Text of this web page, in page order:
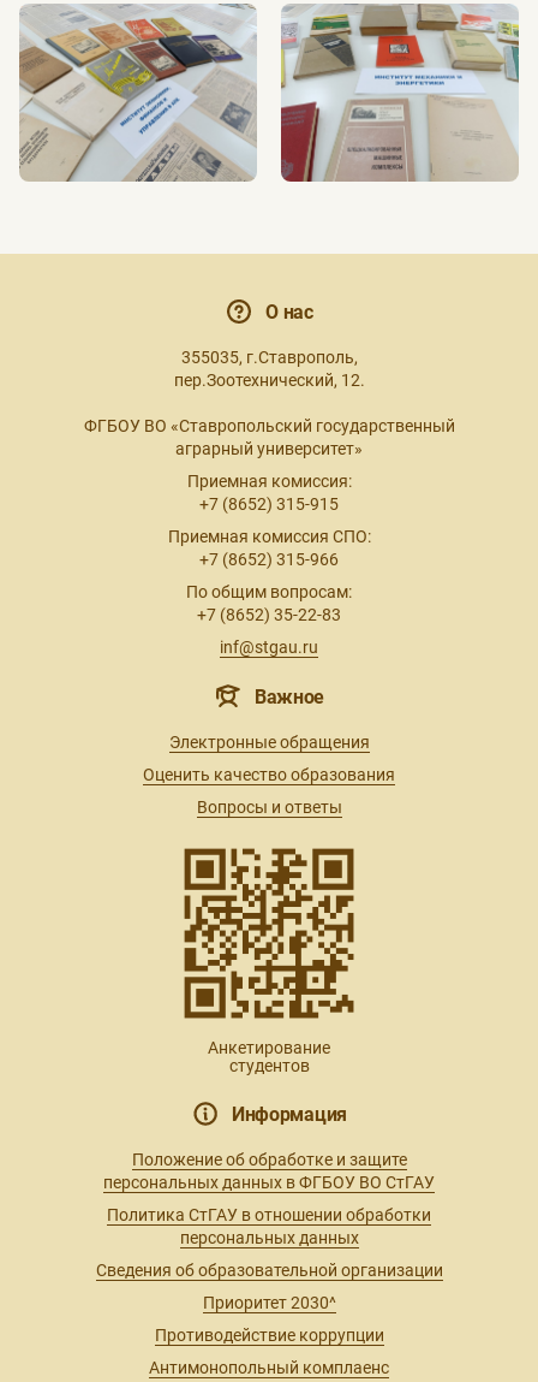
О нас
355035, г.Ставрополь,
пер.Зоотехнический, 12.
ФГБОУ ВО «Ставропольский государственный
аграрный университет»
Приемная комиссия:
+7 (8652) 315-915
Приемная комиссия СПО:
+7 (8652) 315-966
По общим вопросам:
+7 (8652) 35-22-83
inf@stgau.ru
Важное
Электронные обращения
Оценить качество образования
Вопросы и ответы
Анкетирование
студентов
Информация
Положение об обработке и защите
персональных данных в ФГБОУ ВО СтГАУ
Политика СтГАУ в отношении обработки
персональных данных
Сведения об образовательной организации
Приоритет 2030^
Противодействие коррупции
Антимонопольный комплаенс